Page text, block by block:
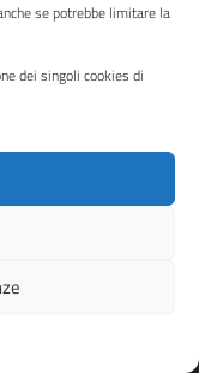
se potrebbe limitare la
dei singoli cookies di